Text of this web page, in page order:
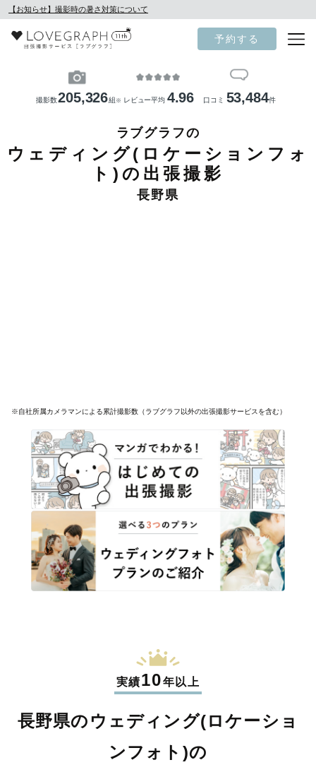
【お知らせ】撮影時の暑さ対策について
予約する
撮影数205,326組 ※ レビュー平均 4.96 口コミ 53,484件
ラブグラフの
ウェディング(ロケーションフォ
ト)の出張撮影
長野県
※自社所属カメラマンによる累計撮影数（ラブグラフ以外の出張撮影サービスを含む）
実績10年以上
長野県のウェディング(ロケーショ
ンフォト)の